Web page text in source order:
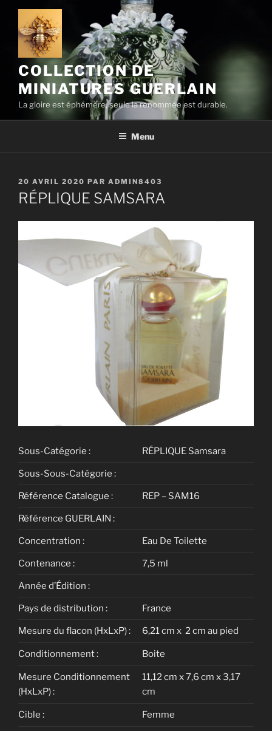
Aller
contenu
principal
COLLECTION DE
MINIATURES GUERLAIN
La gloire est éphémère, seule la renommée est durable.
Menu
PUBLIÉ
LE
20 AVRIL 2020 PAR ADMIN8403
RÉPLIQUE SAMSARA
Sous-Catégorie : RÉPLIQUE Samsara
Sous-Sous-Catégorie :
Référence Catalogue : REP – SAM16
Référence GUERLAIN :
Concentration : Eau De Toilette
Contenance : 7,5 ml
Année d’Édition :
Pays de distribution : France
Mesure du flacon (HxLxP) : 6,21 cm x 2 cm au pied
Conditionnement : Boite
Mesure Conditionnement
(HxLxP) :
11,12 cm x 7,6 cm x 3,17
cm
Cible : Femme